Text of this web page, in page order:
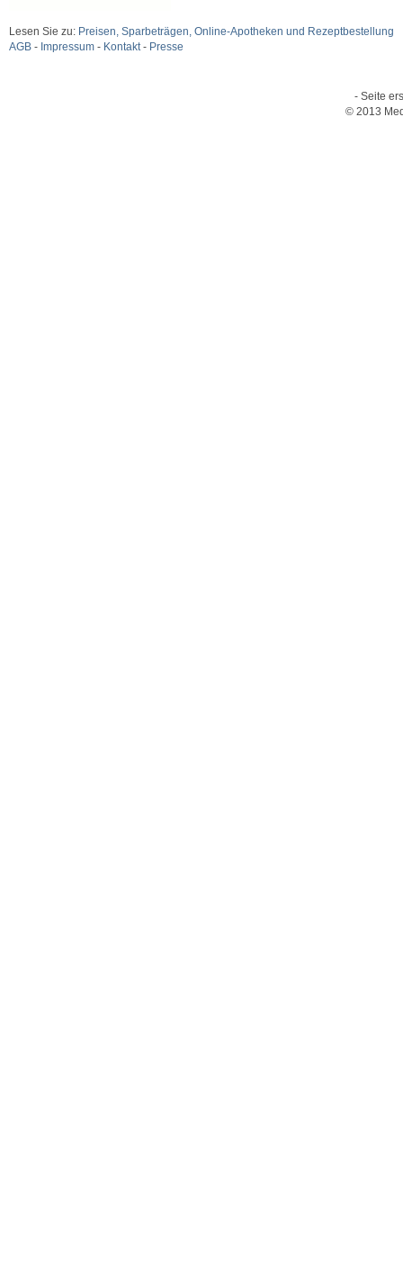
Lesen Sie zu: Preisen, Sparbeträgen, Online-Apotheken und Rezeptbestellung
AGB - Impressum - Kontakt- Presse
- Seite
© 2013